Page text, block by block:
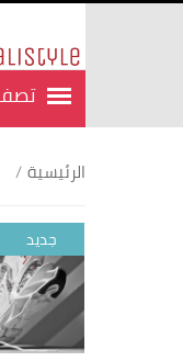
الرئيسية/
جديد